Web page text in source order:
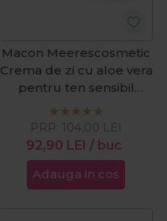
Macon Meerescosmetic
Crema de zi cu aloe vera
pentru ten sensibil
Derm Balance 50ml
92,90 LEI / buc
PRP: 104,00 LEI
Adauga in cos